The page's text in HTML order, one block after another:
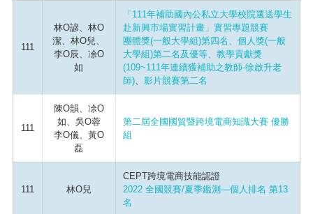
111
林O諺、林O
潔、林O兒、
李O辰、凃O
如
「111年補助國內公私立大學校院選送學生
赴新興市場實習計畫」實習專題競賽
團體獎(一般大學組)第四名、個人獎(一般
大學組)第二名及優等、教學貢獻獎
(109~111年連續獲補助之教師-徐啟升老
師)、 影片競賽第二名
111
陳O韻、凃O
如、吳O蓉
李O儀、黃O
磊
第二屆全國國貿暨跨境電商知識大賽 優勝
組
111 林O兒
CEPT跨境電商技能認證
2022 全國競賽/夏季鑑測—個人排名 第13
名